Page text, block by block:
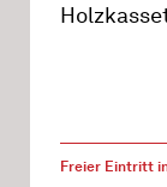
Freier Eintritt